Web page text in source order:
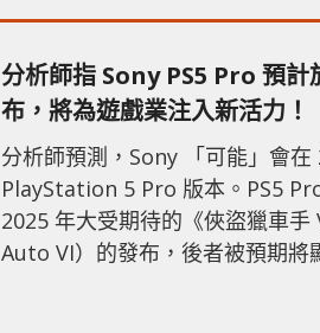
分析師指 Sony PS5 Pro 預計
布，將為遊戲業注入新活力！
分析師預測，Sony 「可能」會在
PlayStation 5 Pro 版本。PS5
2025 年大受期待的《俠盜獵車
Auto VI）的發布，後者被預期將
例如，PS4 Pro 於 2016 年 11 月